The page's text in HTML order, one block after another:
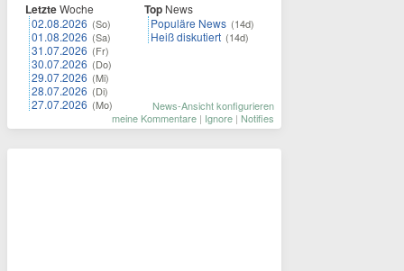
LetzteWoche
02.08.2026 (So)
01.08.2026 (Sa)
31.07.2026 (Fr)
30.07.2026 (Do)
29.07.2026 (Mi)
28.07.2026 (Di)
27.07.2026 (Mo)
Top News
Populäre News (14d)
Heiß diskutiert (14d)
News-Ansicht konfigurieren
meine Kommentare | Ignore | Notifies